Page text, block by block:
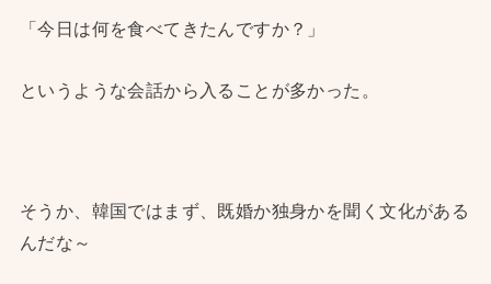
「今日は何を食べてきたんですか？」
というような会話から入ることが多かった。
そうか、韓国ではまず、既婚か独身かを聞く文化がある
んだな～